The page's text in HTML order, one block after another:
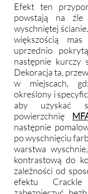
Efekt ten
powstają na źle
wyschniętej
większością
uprzednio
następnie kurczy
Dekoracja ta,
w miejscach,
określony i
aby uzyskać
powierzchnię
następnie
po wyschnięciu
warstwa
kontrastową do
zależności od
efektu